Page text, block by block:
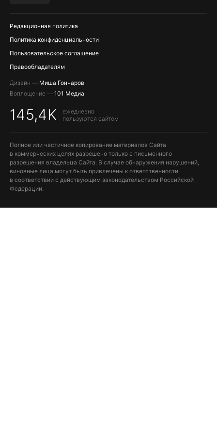
Редакционная политика
Политика конфиденциальности
Пользовательское соглашение
Правообладателям
Дизайн — Миша Гончаров
Воплощение — 101 Медиа
145,4K
ежедневно
пользуются сайтом
Полное или частичное копирование материалов Сайта
в коммерческих целях разрешено только с письменного
разрешения владельца Сайта. В случае обнаружения нарушений,
виновные лица могут быть привлечены к ответственности
в соответствии с действующим законодательством Российской
Федерации.